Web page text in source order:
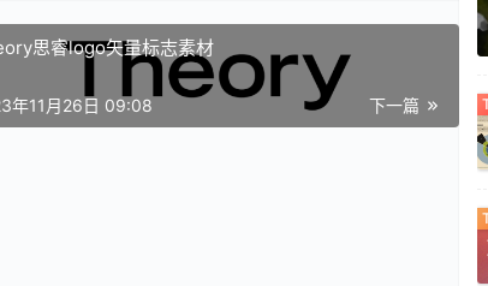
思睿logo矢量标志素材
下一篇
年11月26日 09:08